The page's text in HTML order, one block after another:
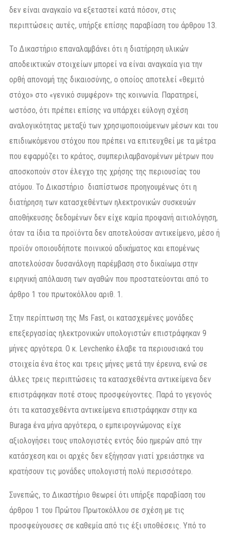
δεν είναι αναγκαίο να εξεταστεί κατά πόσον, στις
περιπτώσεις αυτές, υπήρξε επίσης παραβίαση του άρθρου 13.
Το Δικαστήριο επαναλαμβάνει ότι η διατήρηση υλικών
αποδεικτικών στοιχείων μπορεί να είναι αναγκαία για την
ορθή απονομή της δικαιοσύνης, ο οποίος αποτελεί «θεμιτό
στόχο» στο «γενικό συμφέρον» της κοινωνία. Παρατηρεί,
ωστόσο, ότι πρέπει επίσης να υπάρχει εύλογη σχέση
αναλογικότητας μεταξύ των χρησιμοποιούμενων μέσων και του
επιδιωκόμενου στόχου που πρέπει να επιτευχθεί με τα μέτρα
που εφαρμόζει το κράτος, συμπεριλαμβανομένων μέτρων που
αποσκοπούν στον έλεγχο της χρήσης της περιουσίας του
ατόμου. Το Δικαστήριο διαπίστωσε προηγουμένως ότι η
διατήρηση των κατασχεθέντων ηλεκτρονικών συσκευών
αποθήκευσης δεδομένων δεν είχε καμία προφανή αιτιολόγηση,
όταν τα ίδια τα προϊόντα δεν αποτελούσαν αντικείμενο, μέσο ή
προϊόν οποιουδήποτε ποινικού αδικήματος και επομένως
αποτελούσαν δυσανάλογη παρέμβαση στο δικαίωμα στην
ειρηνική απόλαυση των αγαθών που προστατεύονται από το
άρθρο 1 του πρωτοκόλλου αριθ. 1.
Στην περίπτωση της Ms Fast, οι κατασχεμένες μονάδες
επεξεργασίας ηλεκτρονικών υπολογιστών επιστράφηκαν 9
μήνες αργότερα. Ο κ. Levchenko έλαβε τα περιουσιακά του
στοιχεία ένα έτος και τρεις μήνες μετά την έρευνα, ενώ σε
άλλες τρεις περιπτώσεις τα κατασχεθέντα αντικείμενα δεν
επιστράφηκαν ποτέ στους προσφεύγοντες. Παρά το γεγονός
ότι τα κατασχεθέντα αντικείμενα επιστράφηκαν στην κα
Buraga ένα μήνα αργότερα, ο εμπειρογνώμονας είχε
αξιολογήσει τους υπολογιστές εντός δύο ημερών από την
κατάσχεση και οι αρχές δεν εξήγησαν γιατί χρειάστηκε να
κρατήσουν τις μονάδες υπολογιστή πολύ περισσότερο.
Συνεπώς, το Δικαστήριο θεωρεί ότι υπήρξε παραβίαση του
άρθρου 1 του Πρώτου Πρωτοκόλλου σε σχέση με τις
προσφεύγουσες σε καθεμία από τις έξι υποθέσεις. Υπό το